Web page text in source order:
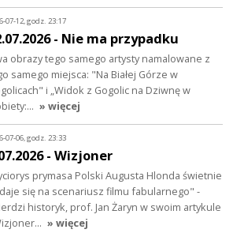
07-12, godz. 23:17
- Nie ma przypadku
obrazy tego samego artysty namalowane z
samego miejsca: "Na Białej Górze w
i „Widok z Gogolic na Dziwnę w
» więcej
07-06, godz. 23:33
- Wizjoner
prymasa Polski Augusta Hlonda świetnie
się na scenariusz filmu fabularnego" -
historyk, prof. Jan Żaryn w swoim artykule
» więcej